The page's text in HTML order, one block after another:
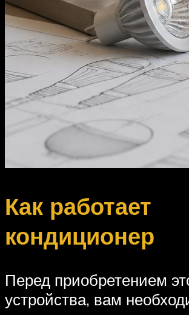
Как работает
кондиционер
Перед приобретением
устройства, вам